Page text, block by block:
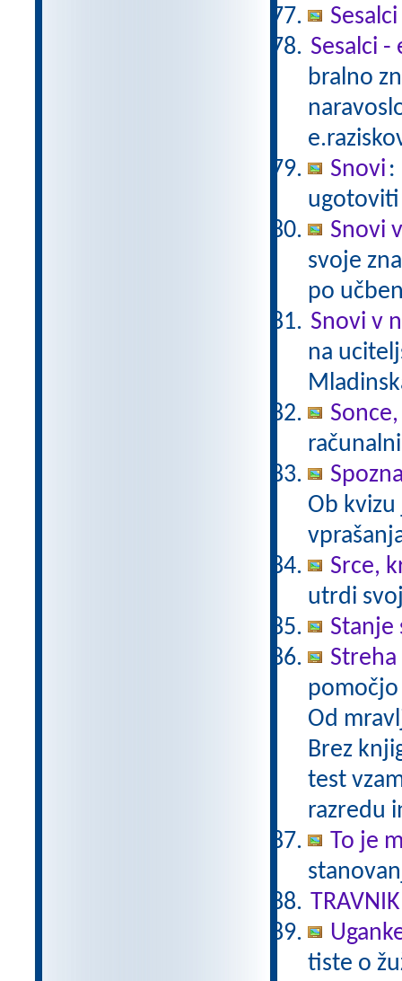
Sesalci
Sesalci -
bralno
Snovi :
Snovi
svoje
po
Snovi v
na
Ob
Srce,
utrdi
Stanje
Od
Brez
test
razredu
To je
TRAVNIK
tiste o